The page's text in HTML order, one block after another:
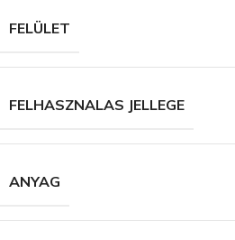
FELÜLET
FELHASZNALAS JELLEGE
ANYAG